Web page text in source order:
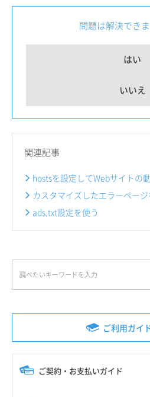
ご利用ガイ
ご契約・お支払いガイド
問題は解決でき
はい
いいえ
関連記事
hostsを設定してWebサイトの
カスタマイズしたエラーペー
ads.txt設定を使う